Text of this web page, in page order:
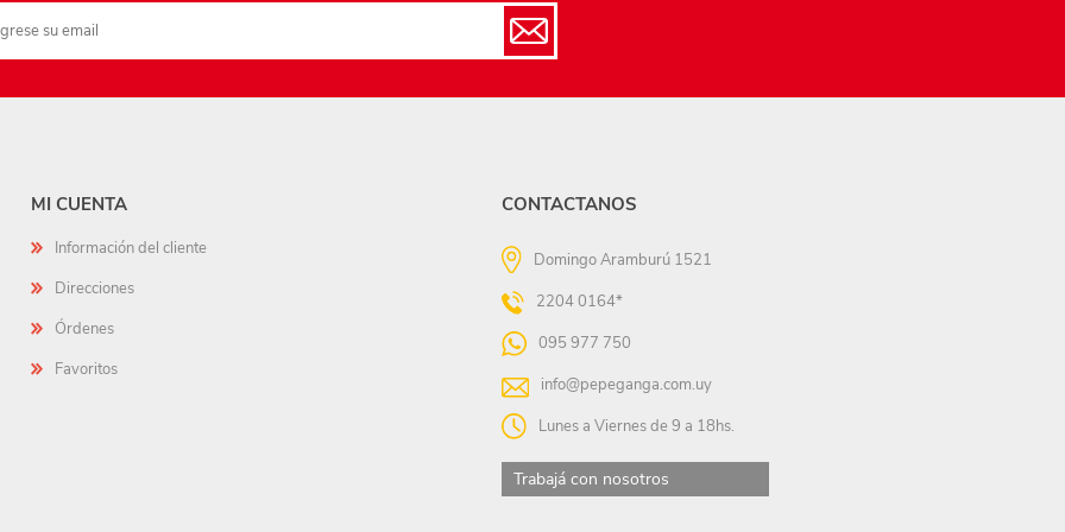
MI CUENTA
Información del cliente
Direcciones
Órdenes
Favoritos
CONTACTANOS
Domingo Aramburú 1521
2204 0164*
095 977 750
info@pepeganga.com.uy
Lunes a Viernes de 9 a 18hs.
Trabajá con nosotros